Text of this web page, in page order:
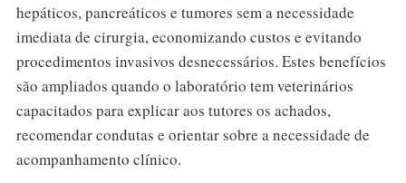
hepáticos, pancreáticos e tumores sem a necessidade
imediata de cirurgia, economizando custos e evitando
procedimentos invasivos desnecessários. Estes benefícios
são ampliados quando o laboratório tem veterinários
capacitados para explicar aos tutores os achados,
recomendar condutas e orientar sobre a necessidade de
acompanhamento clínico.